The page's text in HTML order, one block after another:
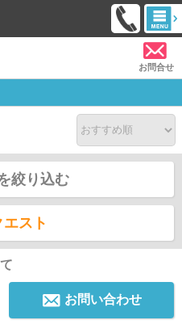
お問合せ
絞り込む
スト
お問い合わせ